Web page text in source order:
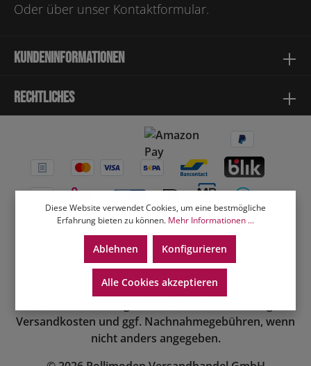
Oder über unser Kontaktformular.
Kundeninformationen
Rechtliches
Versandkosten und ggf. Nachnahmegebühren, wenn
nicht anders angegeben.
Diese Website verwendet Cookies, um eine bestmögliche
Erfahrung bieten zu können. Mehr Informationen ...
Ablehnen Konfigurieren
Alle Cookies akzeptieren